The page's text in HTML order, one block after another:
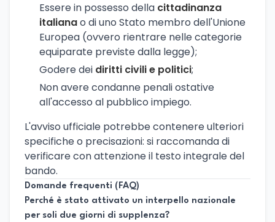
Essere in possesso della cittadinanza
italianao di uno Stato membro dell'Unione
Europea (ovvero rientrare nelle categorie
equiparate previste dalla legge);
Godere dei diritti civili e politici;
Non avere condanne penali ostative
all'accesso al pubblico impiego.
L'avviso ufficiale potrebbe contenere ulteriori
specifiche o precisazioni: si raccomanda di
verificare con attenzione il testo integrale del
bando.
Domande frequenti (FAQ)
Perché è stato attivato un interpello nazionale
per soli due giorni di supplenza?